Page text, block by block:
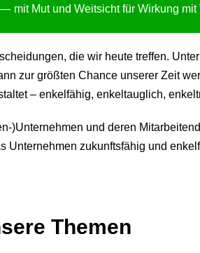
mit Mut und Weitsicht für Wirkung mit
die wir heute treffen.
zur größten Chance unserer Zeit
– enkelfähig, enkeltauglich,
)Unternehmen und deren
Unternehmen zukunftsfähig und
Themen